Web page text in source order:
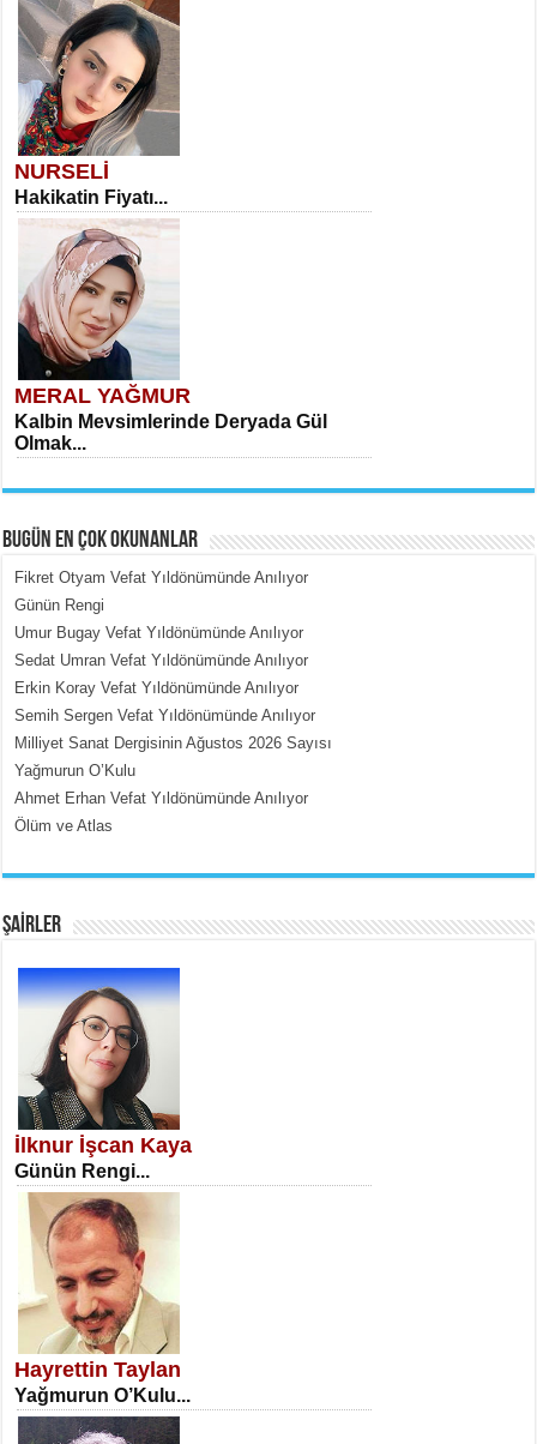
NURSELİ
Hakikatin Fiyatı...
MERAL YAĞMUR
Kalbin Mevsimlerinde Deryada Gül
Olmak...
MEHMET ÇOBAN
İçerdeki Put Dışardaki Maskeler...
SATILMIŞ ÜMİT ÇETİNKAYA
Erkenlik...
NECLA DİLEK ARSLAN
Öğretmenler Günü Mahkemesi...
BUGÜN EN ÇOK OKUNANLAR
Fikret Otyam Vefat Yıldönümünde Anılıyor
Günün Rengi
Umur Bugay Vefat Yıldönümünde Anılıyor
Sedat Umran Vefat Yıldönümünde Anılıyor
Erkin Koray Vefat Yıldönümünde Anılıyor
Semih Sergen Vefat Yıldönümünde Anılıyor
Milliyet Sanat Dergisinin Ağustos 2026 Sayısı
Yağmurun O’Kulu
Ahmet Erhan Vefat Yıldönümünde Anılıyor
Ölüm ve Atlas
ŞAİRLER
İlknur İşcan Kaya
Günün Rengi...
Hayrettin Taylan
Yağmurun O’Kulu...